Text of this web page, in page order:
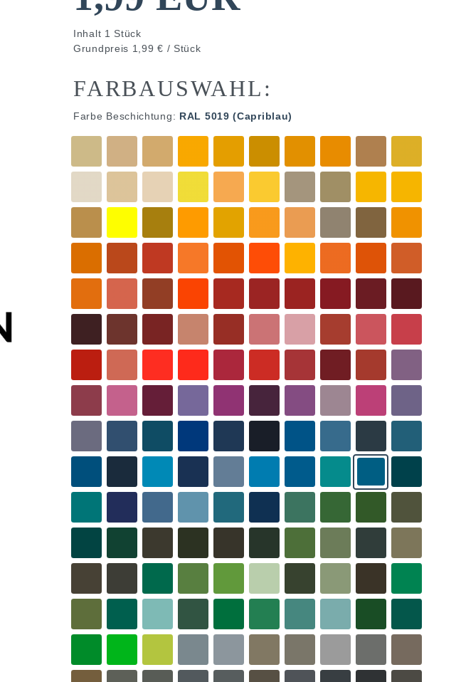
Inhalt 1 Stück
Grundpreis 1,99 € / Stück
FARBAUSWAHL:
Farbe Beschichtung: RAL 5019 (Capriblau)